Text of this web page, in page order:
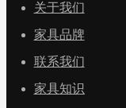
关于我们
家具品牌
联系我们
家具知识